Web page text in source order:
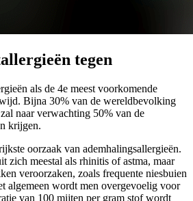
tegen
als de 4e meest voorkomende
Bijna 30% van de wereldbevolking
naar verwachting 50% van de
krijgen.
oorzaak van ademhalingsallergieën.
zich meestal als rhinitis of astma, maar
veroorzaken, zoals frequente niesbuien
algemeen wordt men overgevoelig voor
van 100 mijten per gram stof wordt